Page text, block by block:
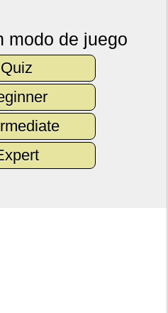
modo de juego
Quiz